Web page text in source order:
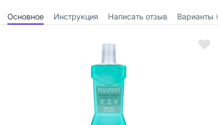
Основное Инструкция Написать отзыв Варианты